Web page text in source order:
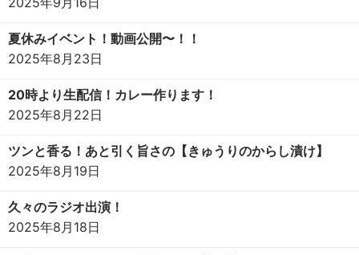
夏休みイベント！動画公開〜！！
2025年8月23日
20時より生配信！カレー作ります！
2025年8月22日
ツンと香る！あと引く旨さの【きゅうりのからし漬け】
2025年8月19日
久々のラジオ出演！
2025年8月18日